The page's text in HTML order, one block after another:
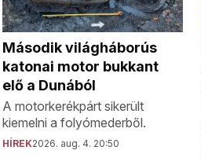
Második világháborús
katonai motor bukkant
elő a Dunából
A motorkerékpárt sikerült
kiemelni a folyómederből.
HÍREK2026. aug. 4. 20:50